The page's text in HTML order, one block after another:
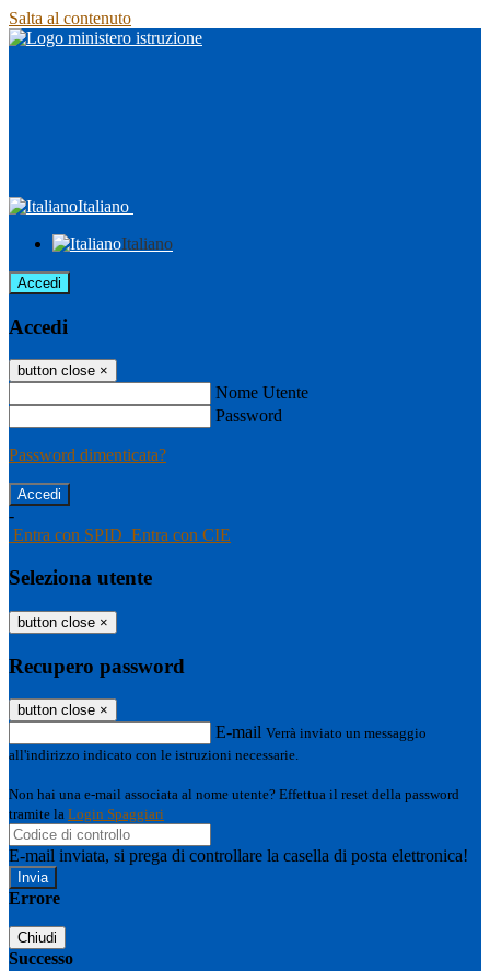
Salta al contenuto
Italiano
Italiano
Accedi
Accedi
button close ×
Nome Utente
Password
Password dimenticata?
-
Entra con SPID Entra con CIE
Seleziona utente
button close ×
Recupero password
button close ×
E-mail Verrà inviato un messaggio
all'indirizzo indicato con le istruzioni necessarie.
Non hai una e-mail associata al nome utente? Effettua il reset della password
tramite la Login Spaggiari
E-mail inviata, si prega di controllare la casella di posta elettronica!
Errore
Chiudi
Successo